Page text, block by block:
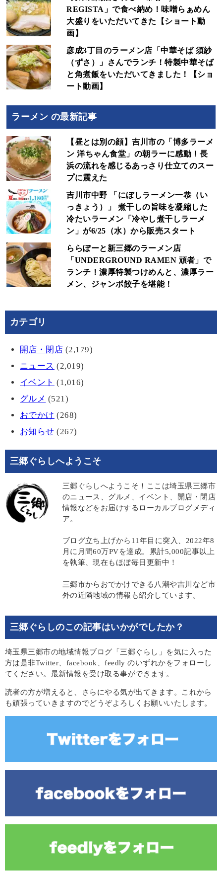
REGISTA」で食べ納め！味噌らぁめん
大盛りをいただいてきた【ショート動
画】
彦成3丁目のラーメン店「中華そば 須紗
（ずさ）」さんでランチ！特製中華そば
と角煮飯をいただいてきました！【ショ
ート動画】
ラーメン の最新記事
【昼とは別の顔】吉川市の「博多ラーメ
ン 洋ちゃん食堂」の朝ラーに感動！長
浜の流れを感じるあっさり仕立てのスー
プに震えた
吉川市中野 「にぼしラーメン一恭（い
っきょう）」 煮干しの旨味を凝縮した
冷たいラーメン「冷やし煮干しラーメ
ン」が6/25（水）から販売スタート
ららぽーと新三郷のラーメン店
「UNDERGROUND RAMEN 頑者」で
ランチ！濃厚特製つけめんと、濃厚ラー
メン、ジャンボ餃子を堪能！
カテゴリ
開店・閉店 (2,179)
ニュース (2,019)
イベント (1,016)
グルメ (521)
おでかけ (268)
お知らせ (267)
三郷ぐらしへようこそ
三郷ぐらしへようこそ！ここは埼玉県三郷市
のニュース、グルメ、イベント、開店・閉店
情報などをお届けするローカルブログメディ
ア。
ブログ立ち上げから11年目に突入、2022年8
月に月間60万PVを達成。累計5,000記事以上
を執筆、現在もほぼ毎日更新中！
三郷市からおでかけできる八潮や吉川など市
外の近隣地域の情報も紹介しています。
三郷ぐらしのこの記事はいかがでしたか？
埼玉県三郷市の地域情報ブログ「三郷ぐらし」を気に入った
方は是非Twitter、facebook、feedly のいずれかをフォローし
てください。最新情報を受け取る事ができます。
読者の方が増えると、さらにやる気が出てきます。これから
も頑張っていきますのでどうぞよろしくお願いいたします。